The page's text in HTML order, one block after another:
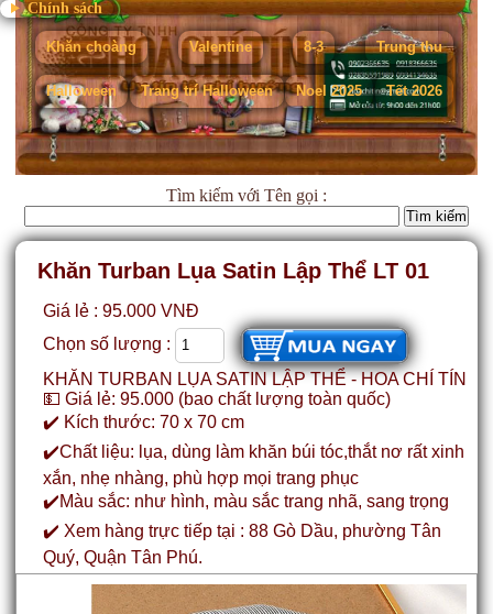
Chính sách
Khăn choàng Valentine 8-3 Trung thu
Halloween Trang trí Halloween Noel 2025 Tết 2026
Tìm kiếm với Tên gọi :
Khăn Turban Lụa Satin Lập Thể LT 01
Giá lẻ : 95.000 VNĐ
Chọn số lượng :
KHĂN TURBAN LỤA SATIN LẬP THỂ - HOA CHÍ TÍN
💵 Giá lẻ: 95.000 (bao chất lượng toàn quốc)
✔️ Kích thước: 70 x 70 cm
✔️Chất liệu: lụa, dùng làm khăn búi tóc,thắt nơ rất xinh
xắn, nhẹ nhàng, phù hợp mọi trang phục
✔️Màu sắc: như hình, màu sắc trang nhã, sang trọng
✔️ Xem hàng trực tiếp tại : 88 Gò Dầu, phường Tân
Quý, Quận Tân Phú.